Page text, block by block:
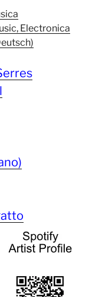
Electronica